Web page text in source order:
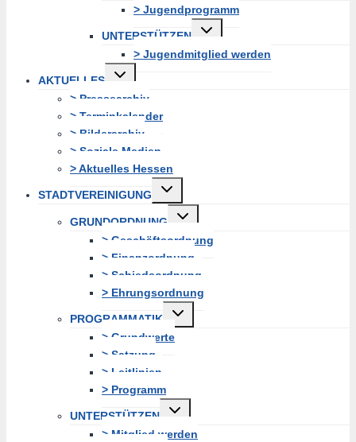
> Jugendprogramm
UNTERSTÜTZEN
Untermenü
erweitern
> Jugendmitglied werden
AKTUELLES
Untermenü
erweitern
> Pressearchiv
> Terminkalender
> Bilderarchiv
> Soziale Medien
> Aktuelles Hessen
STADTVEREINIGUNG
Untermenü
erweitern
GRUNDORDNUNG
Untermenü
erweitern
> Geschäftsordnung
> Finanzordnung
> Schiedsordnung
> Ehrungsordnung
PROGRAMMATIK
Untermenü
erweitern
> Grundwerte
> Satzung
> Leitlinien
> Programm
UNTERSTÜTZEN
Untermenü
erweitern
> Mitglied werden